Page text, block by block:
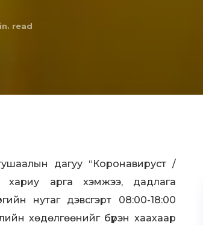
read
дагуу “Коронавируст /
хариу арга хэмжээ, дадлага
нутаг дэвсгэрт 08:00-18:00
хөдөлгөөнийг бүрэн хаахаар